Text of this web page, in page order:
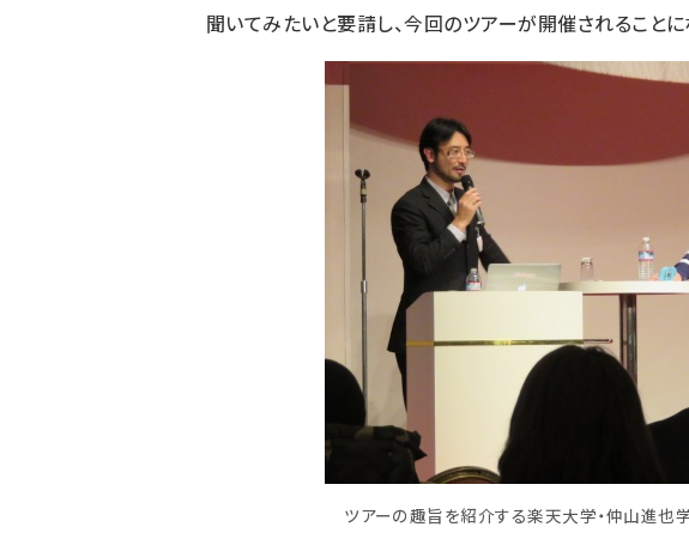
聞いてみたいと要請し、今回のツアーが開催されることに
ツアーの趣旨を紹介する楽天大学・仲山進也